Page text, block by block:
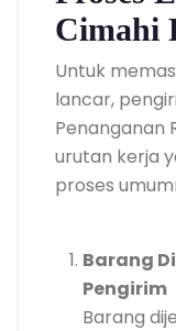
Cimahi
Untuk
lancar,
Penanganan
urutan kerja
proses
Barang
Pengirim
Barang